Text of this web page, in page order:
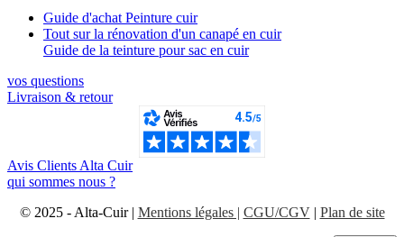
Guide d'achat Peinture cuir
Tout sur la rénovation d'un canapé en cuir
Guide de la teinture pour sac en cuir
vos questions​
Livraison & retour
Avis Clients Alta Cuir
qui sommes nous ?
© 2025 - Alta-Cuir | Mentions légales | CGU/CGV| Plan de site